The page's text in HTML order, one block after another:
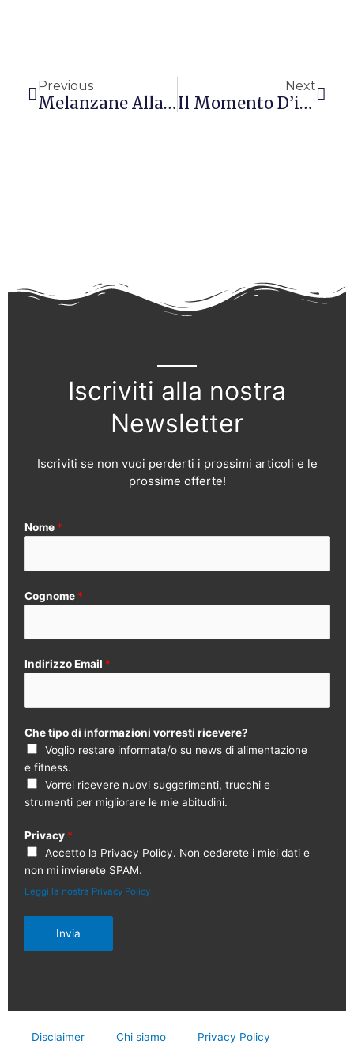
Previous
Melanzane Alla Parmigiana
Next
Il Momento D’inerzia Di Un Volano
Iscriviti alla nostra
Newsletter
Iscriviti se non vuoi perderti i prossimi articoli e le
prossime offerte!
Nome *
Cognome *
Indirizzo Email *
Che tipo di informazioni vorresti ricevere?
Voglio restare informata/o su news di alimentazione
e fitness.
Vorrei ricevere nuovi suggerimenti, trucchi e
strumenti per migliorare le mie abitudini.
Privacy *
Accetto la Privacy Policy. Non cederete i miei dati e
non mi invierete SPAM.
Leggi la nostra Privacy Policy
Invia
Disclaimer Chi siamo Privacy Policy